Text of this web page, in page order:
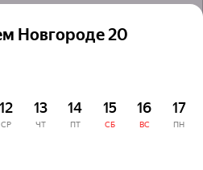
Новгороде 20
12
СР
13
ЧТ
14
ПТ
15
СБ
16
ВС
17
ПН